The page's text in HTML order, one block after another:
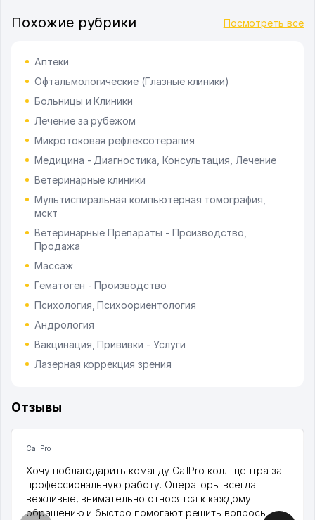
Похожие рубрики Посмотреть все
Аптеки
Офтальмологические (Глазные клиники)
Больницы и Клиники
Лечение за рубежом
Микротоковая рефлексотерапия
Медицина - Диагностика, Консультация, Лечение
Ветеринарные клиники
Мультиспиральная компьютерная томография,
мскт
Ветеринарные Препараты - Производство,
Продажа
Массаж
Гематоген - Производство
Психология, Психоориентология
Андрология
Вакцинация, Прививки - Услуги
Лазерная коррекция зрения
Отзывы
CallPro
Хочу поблагодарить команду CallPro колл-центра за
профессиональную работу. Операторы всегда
вежливые, внимательно относятся к каждому
обращению и быстро помогают решить вопросы.